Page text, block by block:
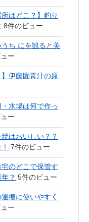
はどこ？】釣り
8件のビュー
うち にを観ると美
ー
】伊藤園青汁の原
水場は何で作っ
ー
はおいしい？？
7件のビュー
宅のどこで保管す
？ 5件のビュー
搬に使いやすく
ー